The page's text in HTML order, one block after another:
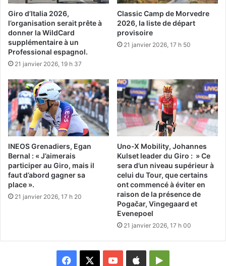
Giro d’Italia 2026,
l’organisation serait prête à
donner la WildCard
supplémentaire à un
Professional espagnol.
21 janvier 2026, 19 h 37
Classic Camp de Morvedre
2026, la liste de départ
provisoire
21 janvier 2026, 17 h 50
INEOS Grenadiers, Egan
Bernal : « J’aimerais
participer au Giro, mais il
faut d’abord gagner sa
place ».
21 janvier 2026, 17 h 20
Uno-X Mobility, Johannes
Kulset leader du Giro : » Ce
sera d’un niveau supérieur à
celui du Tour, que certains
ont commencé à éviter en
raison de la présence de
Pogačar, Vingegaard et
Evenepoel
21 janvier 2026, 17 h 00
Facebook YouTubeAppleGoogle